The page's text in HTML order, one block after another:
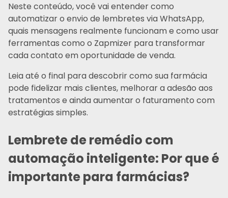
Neste conteúdo, você vai entender como
automatizar o envio de lembretes via WhatsApp,
quais mensagens realmente funcionam e como usar
ferramentas como o Zapmizer para transformar
cada contato em oportunidade de venda.
Leia até o final para descobrir como sua farmácia
pode fidelizar mais clientes, melhorar a adesão aos
tratamentos e ainda aumentar o faturamento com
estratégias simples.
Lembrete de remédio com
automação inteligente: Por que é
importante para farmácias?